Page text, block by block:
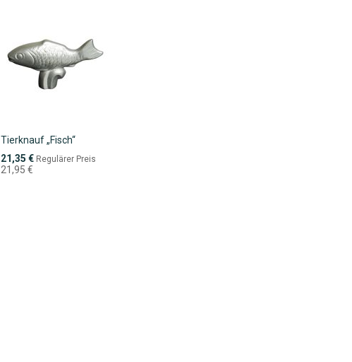
Tierknauf „Fisch“
Sonderpreis
21,35 € Regulärer Preis
21,95 €